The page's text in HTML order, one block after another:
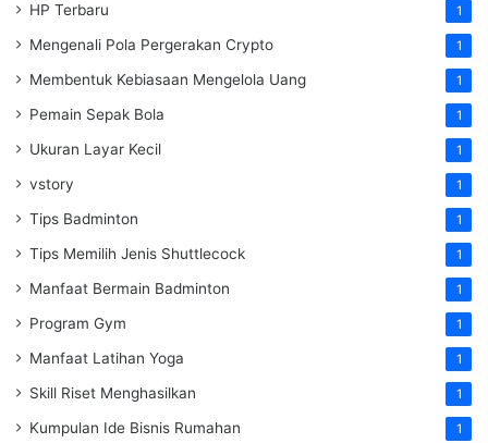
HP Terbaru 1
Mengenali Pola Pergerakan Crypto 1
Membentuk Kebiasaan Mengelola Uang 1
Pemain Sepak Bola 1
Ukuran Layar Kecil 1
vstory 1
Tips Badminton 1
Tips Memilih Jenis Shuttlecock 1
Manfaat Bermain Badminton 1
Program Gym 1
Manfaat Latihan Yoga 1
Skill Riset Menghasilkan 1
Kumpulan Ide Bisnis Rumahan 1